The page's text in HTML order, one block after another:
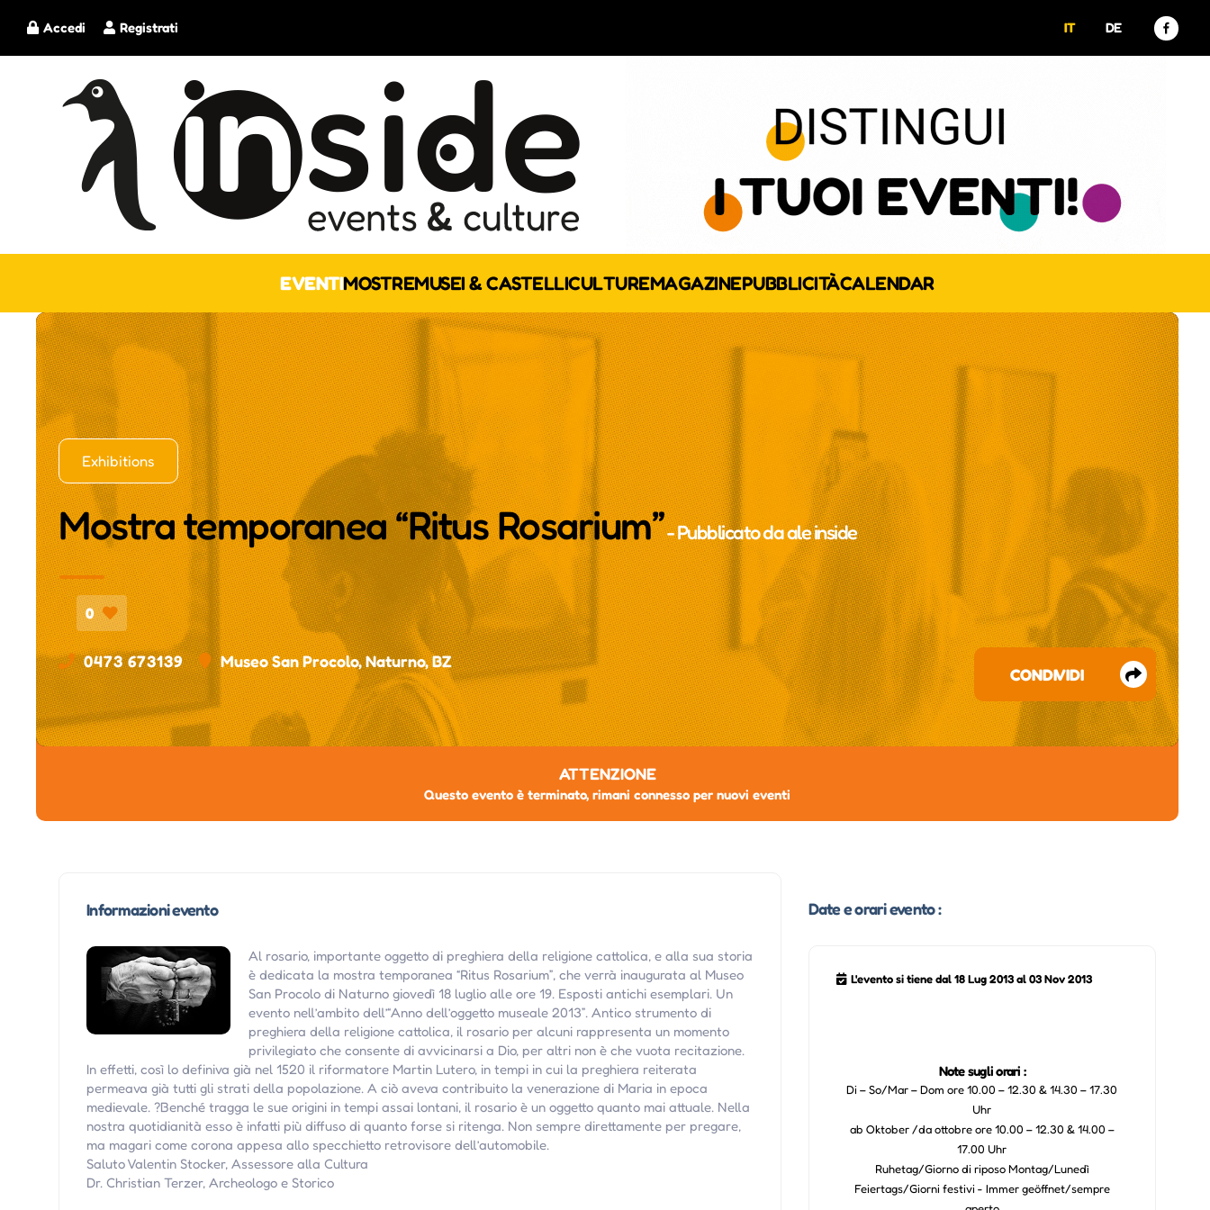
Registrati
Accedi IT DE
EVENTIMOSTREMUSEI & CASTELLICULTUREMAGAZINEPUBBLICITÀCALENDAR
Exhibitions
Mostra temporanea “Ritus Rosarium”- Pubblicato daale inside
0
0473 673139 Museo San Procolo, Naturno, BZ
CONDIVIDI
ATTENZIONE
Questo evento è terminato, rimani connesso per nuovi eventi
Informazioni evento
Al rosario, importante oggetto di preghiera della religione cattolica, e alla sua storia
è dedicata la mostra temporanea “Ritus Rosarium”, che verrà inaugurata al Museo
San Procolo di Naturno giovedì 18 luglio alle ore 19. Esposti antichi esemplari. Un
evento nell’ambito dell’“Anno dell’oggetto museale 2013”. Antico strumento di
preghiera della religione cattolica, il rosario per alcuni rappresenta un momento
privilegiato che consente di avvicinarsi a Dio, per altri non è che vuota recitazione.
In effetti, così lo definiva già nel 1520 il riformatore Martin Lutero, in tempi in cui la preghiera reiterata
permeava già tutti gli strati della popolazione. A ciò aveva contribuito la venerazione di Maria in epoca
medievale. ?Benché tragga le sue origini in tempi assai lontani, il rosario è un oggetto quanto mai attuale. Nella
nostra quotidianità esso è infatti più diffuso di quanto forse si ritenga. Non sempre direttamente per pregare,
ma magari come corona appesa allo specchietto retrovisore dell’automobile.
Saluto Valentin Stocker, Assessore alla Cultura
Dr. Christian Terzer, Archeologo e Storico
Date e orari evento :
L'evento si tiene dal 18 Lug 2013 al 03 Nov 2013
Note sugli orari :
Di – So/Mar – Dom ore 10.00 – 12.30 & 14.30 – 17.30
Uhr
ab Oktober /da ottobre ore 10.00 – 12.30 & 14.00 –
17.00 Uhr
Ruhetag/Giorno di riposo Montag/Lunedì
Feiertags/Giorni festivi - Immer geöffnet/sempre